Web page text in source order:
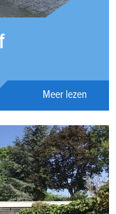
hebben
Meer lezen